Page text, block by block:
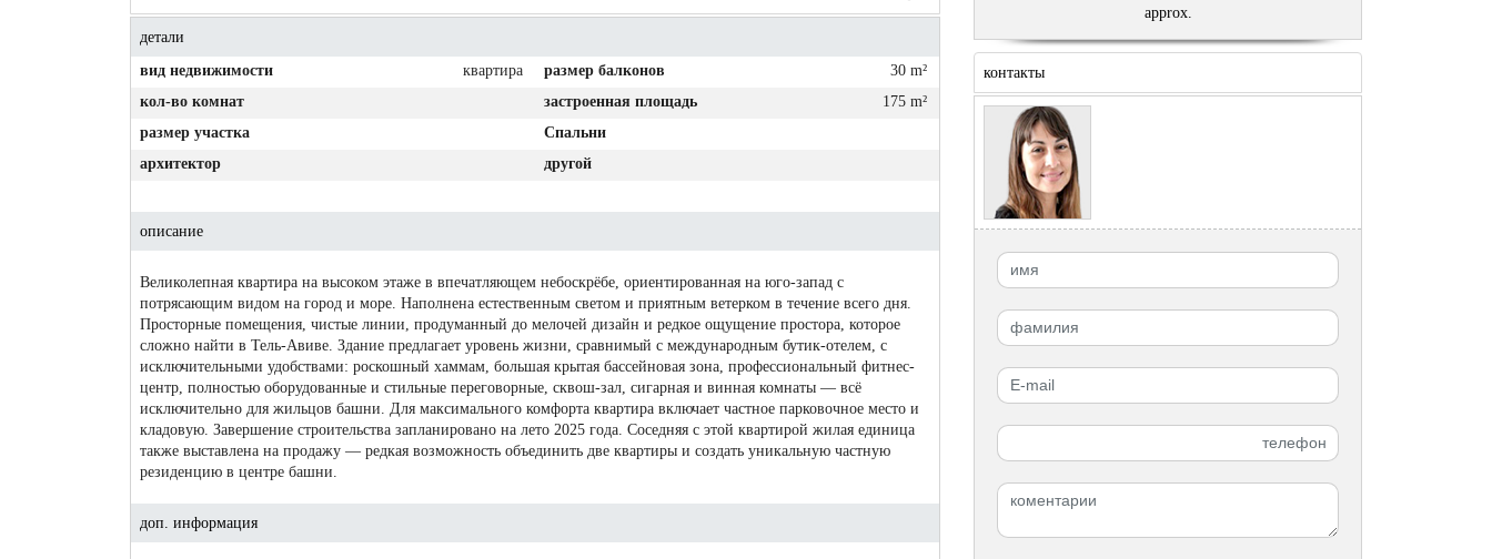
детали
вид недвижимости
квартира размер балконов
30 m²
кол-во комнат
застроенная площадь
175 m²
размер участка
Спальни
архитектор
другой
описание
Великолепная квартира на высоком этаже в впечатляющем небоскрёбе, ориентированная на юго-запад с
потрясающим видом на город и море. Наполнена естественным светом и приятным ветерком в течение всего дня.
Просторные помещения, чистые линии, продуманный до мелочей дизайн и редкое ощущение простора, которое
сложно найти в Тель-Авиве. Здание предлагает уровень жизни, сравнимый с международным бутик-отелем, с
исключительными удобствами: роскошный хаммам, большая крытая бассейновая зона, профессиональный фитнес-
центр, полностью оборудованные и стильные переговорные, сквош-зал, сигарная и винная комнаты — всё
исключительно для жильцов башни. Для максимального комфорта квартира включает частное парковочное место и
кладовую. Завершение строительства запланировано на лето 2025 года. Соседняя с этой квартирой жилая единица
также выставлена на продажу — редкая возможность объединить две квартиры и создать уникальную частную
резиденцию в центре башни.
доп. информация
approx.
контакты